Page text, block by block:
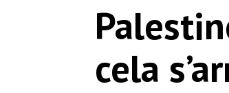
cela